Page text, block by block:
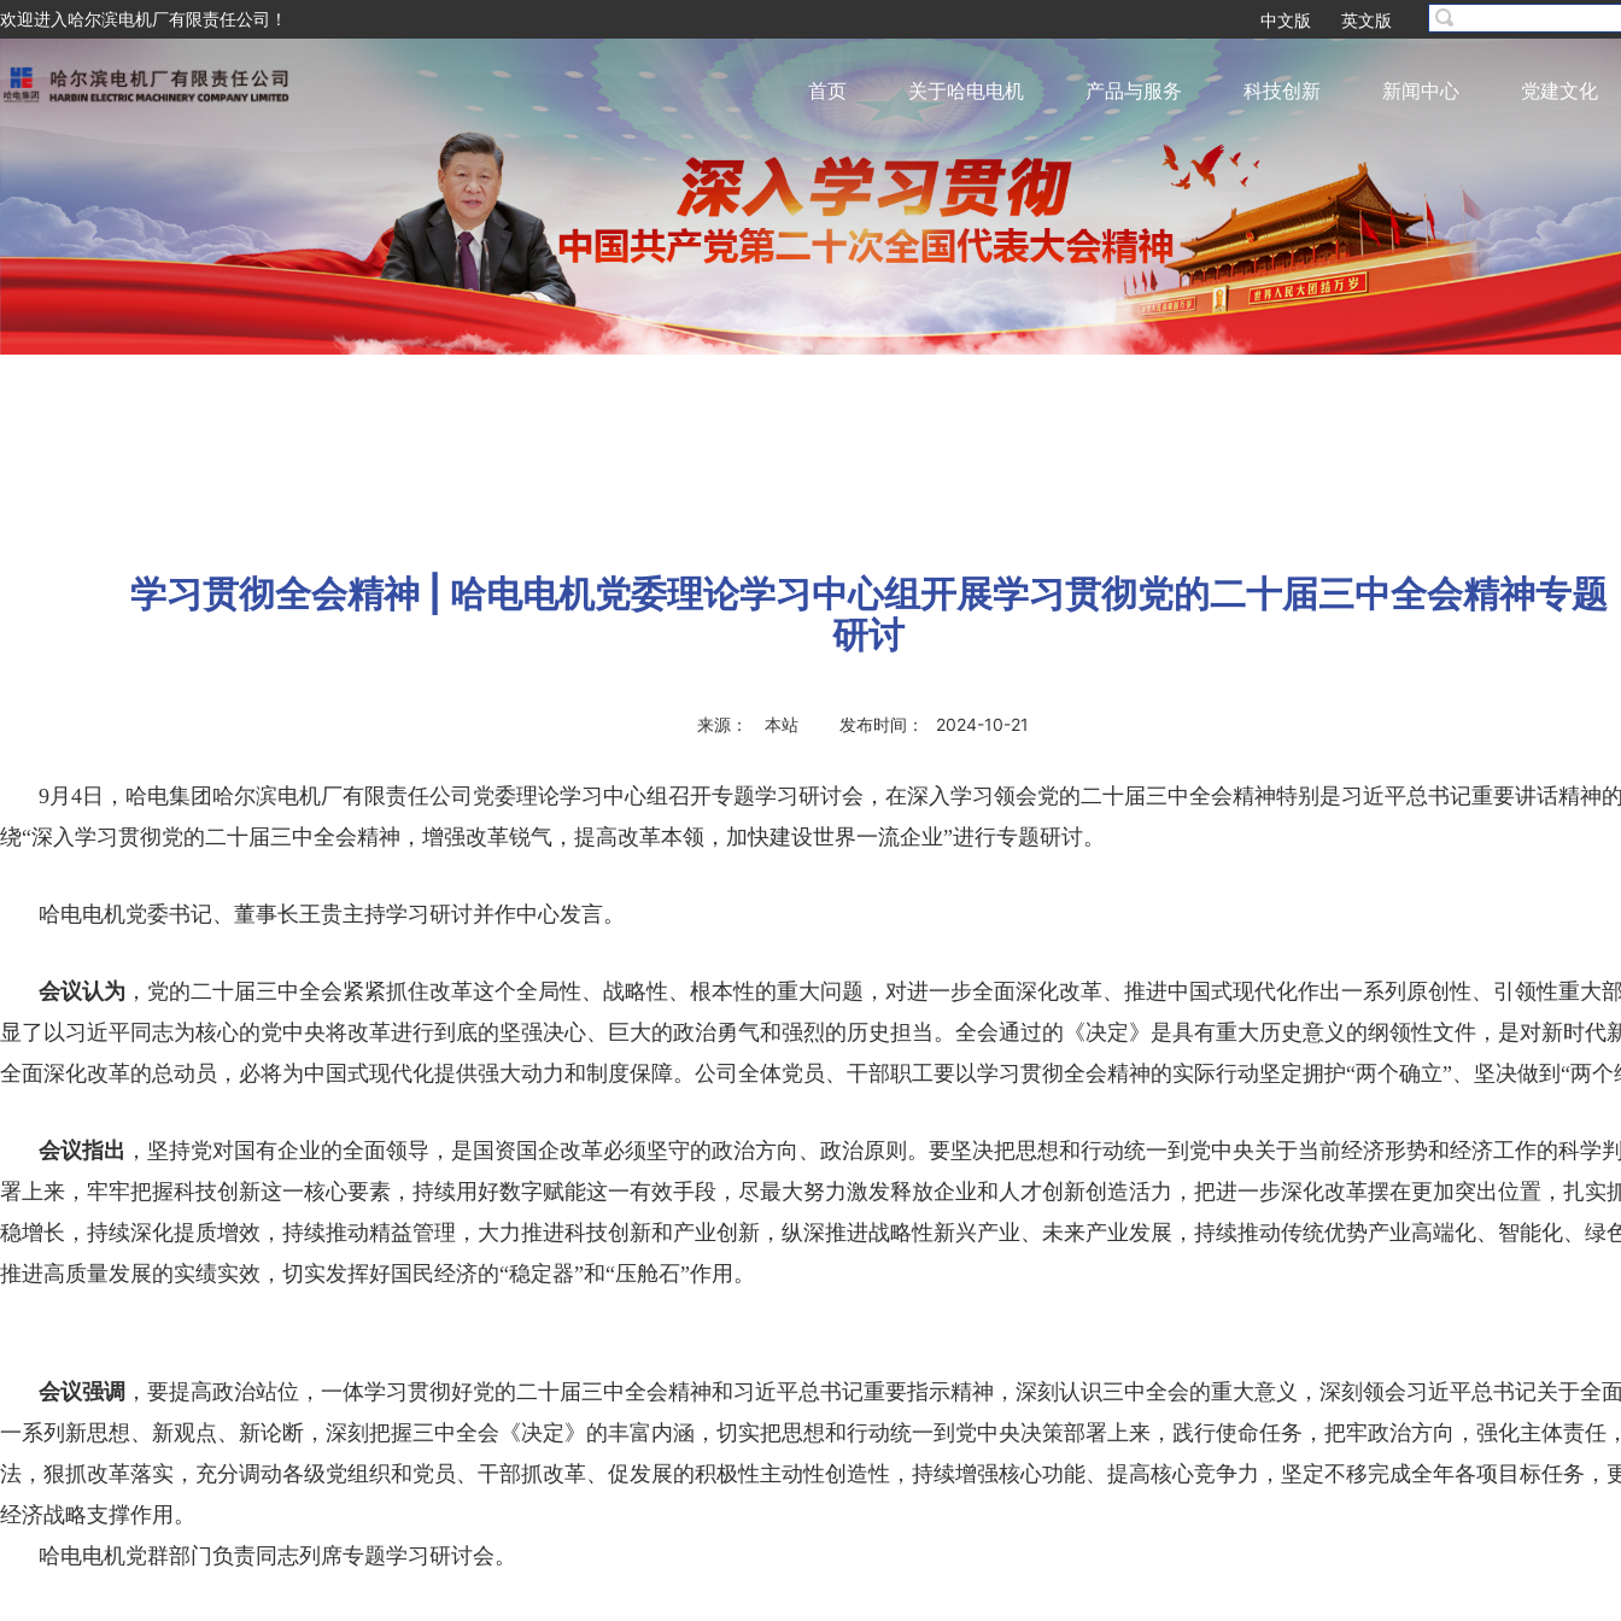
欢迎进入哈尔滨电机厂有限责任公司！ 中文版 英文版
首页 关于哈电电机 产品与服务 科技创新 新闻中心 党建文化
学习贯彻全会精神 | 哈电电机党委理论学习中心组开展学习贯彻党的二十届三中全会精神专题
研讨
来源： 本站 发布时间： 2024-10-21
9月4日，哈电集团哈尔滨电机厂有限责任公司党委理论学习中心组召开专题学习研讨会，在深入学习领会党的二十届三中全会精神特别是习近平总书记重要讲话精神
绕“深入学习贯彻党的二十届三中全会精神，增强改革锐气，提高改革本领，加快建设世界一流企业”进行专题研讨。
哈电电机党委书记、董事长王贵主持学习研讨并作中心发言。
会议认为 ，党的二十届三中全会紧紧抓住改革这个全局性、战略性、根本性的重大问题，对进一步全面深化改革、推进中国式现代化作出一系列原创性、引领性重大
显了以习近平同志为核心的党中央将改革进行到底的坚强决心、巨大的政治勇气和强烈的历史担当。全会通过的《决定》是具有重大历史意义的纲领性文件，是对新时代
全面深化改革的总动员，必将为中国式现代化提供强大动力和制度保障。公司全体党员、干部职工要以学习贯彻全会精神的实际行动坚定拥护“两个确立”、坚决做到“两个
会议指出 ，坚持党对国有企业的全面领导，是国资国企改革必须坚守的政治方向、政治原则。要坚决把思想和行动统一到党中央关于当前经济形势和经济工作的科学
署上来，牢牢把握科技创新这一核心要素，持续用好数字赋能这一有效手段，尽最大努力激发释放企业和人才创新创造活力，把进一步深化改革摆在更加突出位置，扎实
稳增长，持续深化提质增效，持续推动精益管理，大力推进科技创新和产业创新，纵深推进战略性新兴产业、未来产业发展，持续推动传统优势产业高端化、智能化、绿
推进高质量发展的实绩实效，切实发挥好国民经济的“稳定器”和“压舱石”作用。
会议强调 ，要提高政治站位，一体学习贯彻好党的二十届三中全会精神和习近平总书记重要指示精神，深刻认识三中全会的重大意义，深刻领会习近平总书记关于全
一系列新思想、新观点、新论断，深刻把握三中全会《决定》的丰富内涵，切实把思想和行动统一到党中央决策部署上来，践行使命任务，把牢政治方向，强化主体责任
法，狠抓改革落实，充分调动各级党组织和党员、干部抓改革、促发展的积极性主动性创造性，持续增强核心功能、提高核心竞争力，坚定不移完成全年各项目标任务，
经济战略支撑作用。
哈电电机党群部门负责同志列席专题学习研讨会。